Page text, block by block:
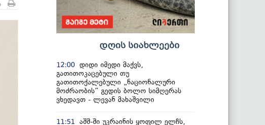
დღის სიახლეები
12:00 დიდი იმედი მაქვს,
გათითოკაცებული თუ
გათითოქალებული „ნაციონალური
მოძრაობის“ გედის ბოლო სიმღერას
ვხედავთ - ლევან მახაშვილი
11:51
აშშ-ში უკრაინის ყოფილ ელჩს,